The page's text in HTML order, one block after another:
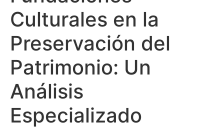
Culturales en la
Preservación del
Patrimonio: Un
Análisis
Especializado